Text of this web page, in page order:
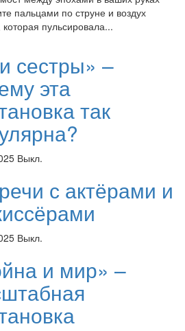
пальцами по струне и воздух
пульсировала...
сестры» –
эта
так
Выкл.
с актёрами и
Выкл.
и мир» –